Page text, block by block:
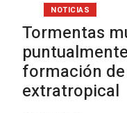
Tormentas
formación
extratropical
NOTICIAS